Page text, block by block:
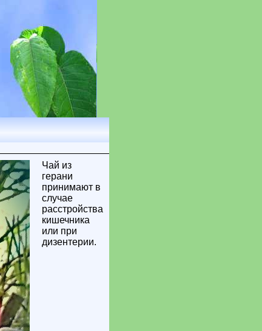
Чай из
герани
принимают в
случае
расстройства
кишечника
или при
дизентерии.